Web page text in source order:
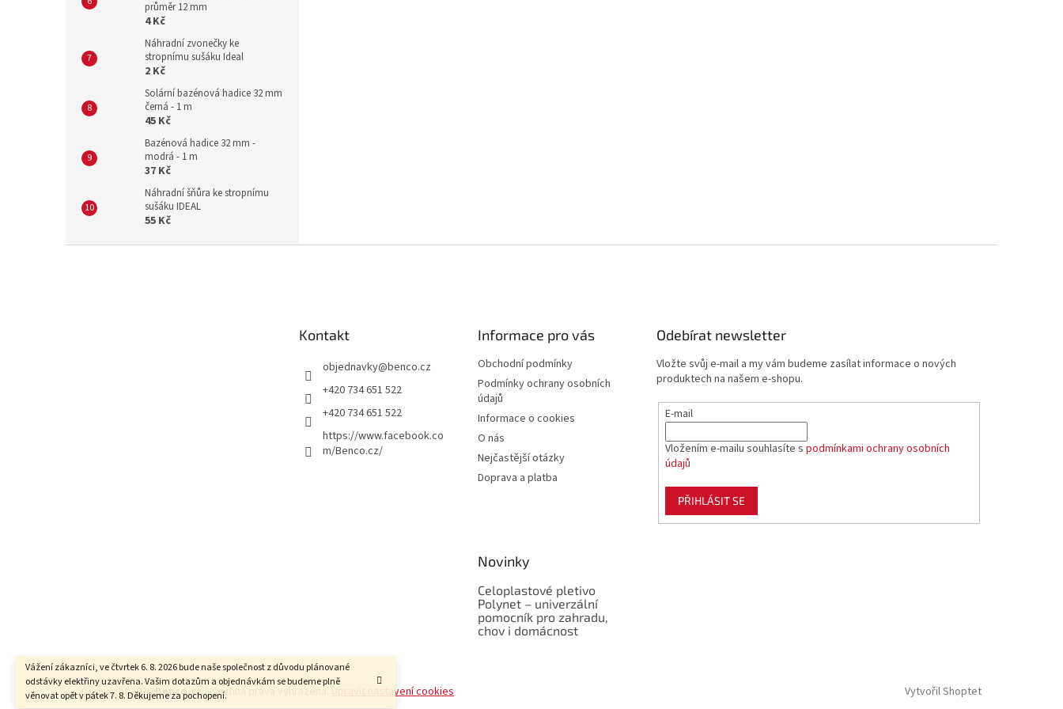
Vážení zákazníci, ve čtvrtek 6. 8. 2026 bude naše společnost z důvodu plánované
odstávky elektřiny uzavřena. Vašim dotazům a objednávkám se budeme plně
věnovat opět v pátek 7. 8. Děkujeme za pochopení.
průměr 12 mm
4 Kč
Náhradní zvonečky ke
stropnímu sušáku Ideal
2 Kč
Solární bazénová hadice 32 mm
černá - 1 m
45 Kč
Bazénová hadice 32 mm -
modrá - 1 m
37 Kč
Náhradní šňůra ke stropnímu
sušáku IDEAL
55 Kč
Kontakt
objednavky@benco.cz
+420 734 651 522
+420 734 651 522
https://www.facebook.co
m/Benco.cz/
Informace pro vás
Obchodní podmínky
Podmínky ochrany osobních
údajů
Informace o cookies
O nás
Nejčastější otázky
Doprava a platba
Odebírat newsletter
Vložte svůj e-mail a my vám budeme zasílat informace o nových
produktech na našem e-shopu.
E-mail
Vložením e-mailu souhlasíte spodmínkami ochrany osobních
údajů
PŘIHLÁSIT SE
Novinky
Celoplastové pletivo
Polynet – univerzální
pomocník pro zahradu,
chov i domácnost
Vytvořil Shoptet
Copyright 2026Benco.cz. Všechna práva vyhrazena. Upravit nastavení cookies